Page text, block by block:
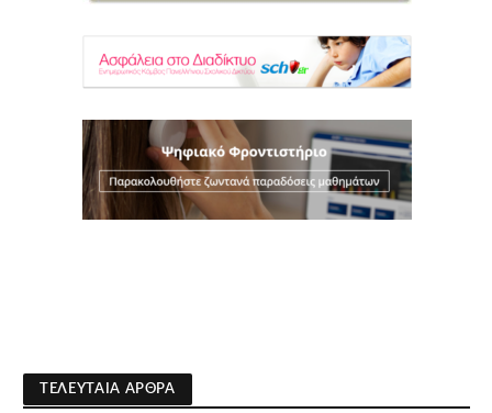
ΤΕΛΕΥΤΑΊΑ ΆΡΘΡΑ